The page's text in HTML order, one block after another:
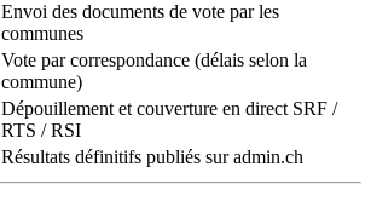
Envoi des documents de vote par les
communes
Vote par correspondance (délais selon la
commune)
Dépouillement et couverture en direct SRF /
RTS / RSI
Résultats définitifs publiés sur admin.ch